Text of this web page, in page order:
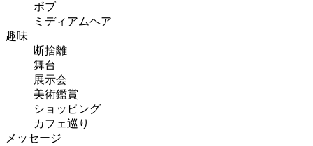
ボブ
ミディアムヘア
趣味
断捨離
舞台
展示会
美術鑑賞
ショッピング
カフェ巡り
メッセージ